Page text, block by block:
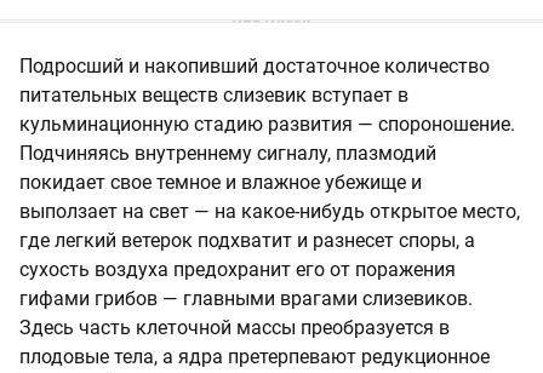
Подросший и накопивший достаточное количество
питательных веществ слизевик вступает в
кульминационную стадию развития — спороношение.
Подчиняясь внутреннему сигналу, плазмодий
покидает свое темное и влажное убежище и
выползает на свет — на какое-нибудь открытое место,
где легкий ветерок подхватит и разнесет споры, а
сухость воздуха предохранит его от поражения
гифами грибов — главными врагами слизевиков.
Здесь часть клеточной массы преобразуется в
плодовые тела, а ядра претерпевают редукционное